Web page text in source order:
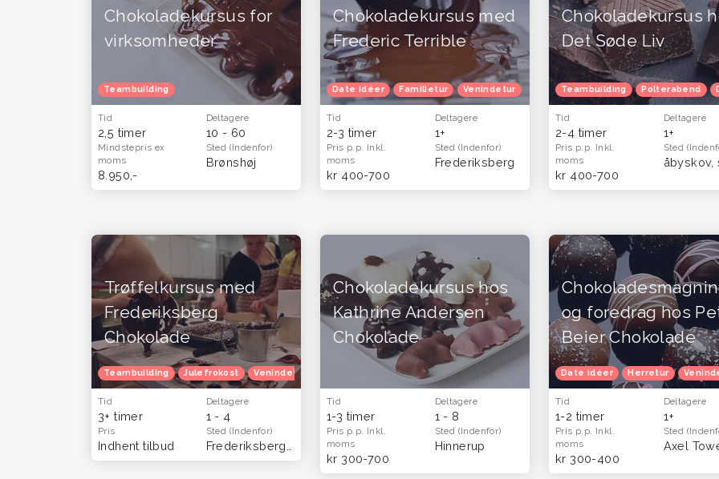
Chokoladekursus for
virksomheder
Teambuilding
Tid
2,5 timer
Deltagere
10 - 60
Mindstepris ex
moms
8.950,-
Sted (Indenfor)
Brønshøj
Chokoladekursus med
Frederic Terrible
Date idéer Familietur Venindetur Oplevelsesgavekort
Tid
2-3 timer
Deltagere
1+
Pris p.p. Inkl.
moms
kr 400-700
Sted (Indenfor)
Frederiksberg
Chokoladekursus
Det Søde Liv
Teambuilding Polterabend
Tid
2-4 timer
Deltagere
1+
Pris p.p. Inkl.
moms
kr 400-700
Sted
Trøffelkursus med
Frederiksberg
Chokolade
Teambuilding Julefrokost Venindetur
Tid
3+ timer
Deltagere
1 - 4
Pris
Indhent tilbud
Sted (Indenfor)
Chokoladekursus hos
Kathrine Andersen
Chokolade
Tid
1-3 timer
Deltagere
1 - 8
Pris p.p. Inkl.
moms
kr 300-700
Sted (Indenfor)
Hinnerup
og foredrag hos
Beier Chokolade
Date idéer Herretur
Tid
1-2 timer
Deltagere
1+
Pris p.p. Inkl.
moms
kr 300-400
Sted